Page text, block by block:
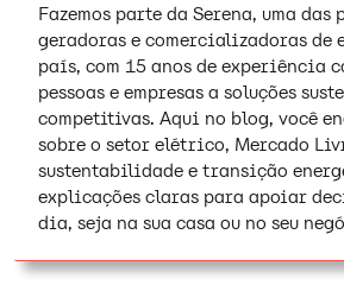
Fazemos parte da Serena, uma
geradoras e comercializadoras de
país, com 15 anos de experiência
pessoas e empresas a soluções
competitivas. Aqui no blog, você
sobre o setor elétrico, Mercado
sustentabilidade e transição
explicações claras para apoiar
dia, seja na sua casa ou no seu